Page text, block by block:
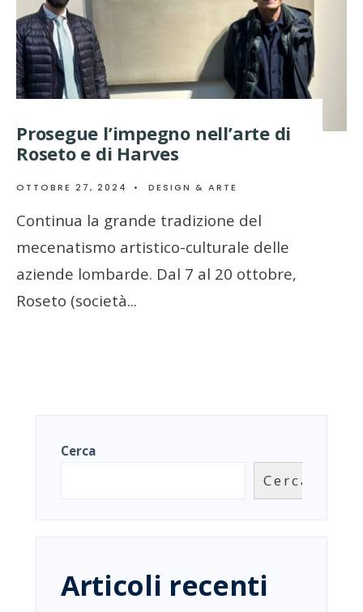
Prosegue l’impegno nell’arte di
Roseto e di Harves
OTTOBRE 27, 2024 • DESIGN & ARTE
Continua la grande tradizione del
mecenatismo artistico-culturale delle
aziende lombarde. Dal 7 al 20 ottobre,
Roseto (società...
Cerca
Cerca
Articoli recenti